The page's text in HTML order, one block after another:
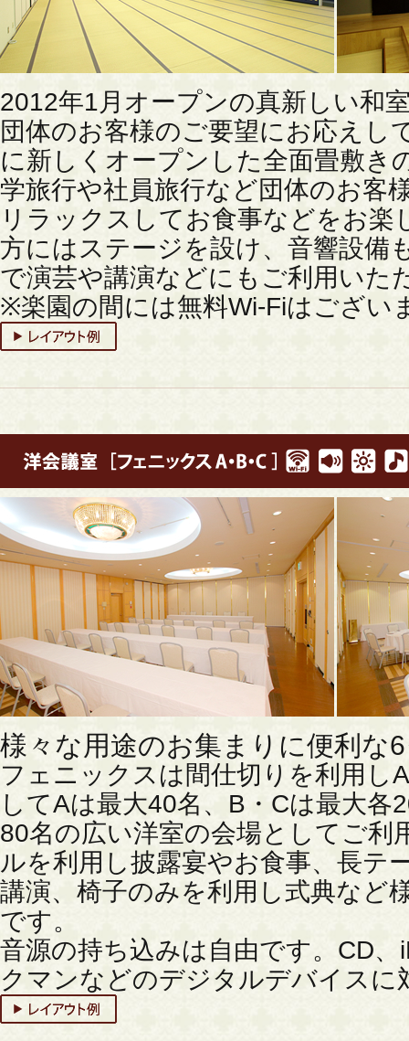
2012年1月オープンの真新しい和
団体のお客様のご要望にお応えし
に新しくオープンした全面畳敷き
学旅行や社員旅行など団体のお客
リラックスしてお食事などをお楽
方にはステージを設け、音響設備
で演芸や講演などにもご利用いた
※楽園の間には無料Wi-Fiはござい
様々な用途のお集まりに便利な
フェニックスは間仕切りを利用し
してAは最大40名、B・Cは最大各
80名の広い洋室の会場としてご利
ルを利用し披露宴やお食事、長テ
講演、椅子のみを利用し式典など
です。
音源の持ち込みは自由です。CD
クマンなどのデジタルデバイスに